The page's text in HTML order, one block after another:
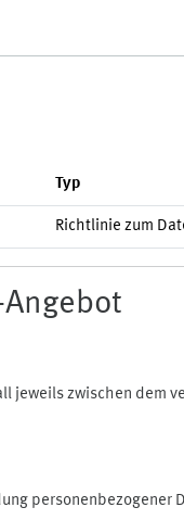
Typ
Richtlinie zum
zwischen dem